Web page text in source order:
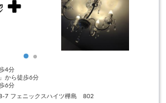
4分
から徒歩6分
6分
7 フェニックスハイツ樺島 802